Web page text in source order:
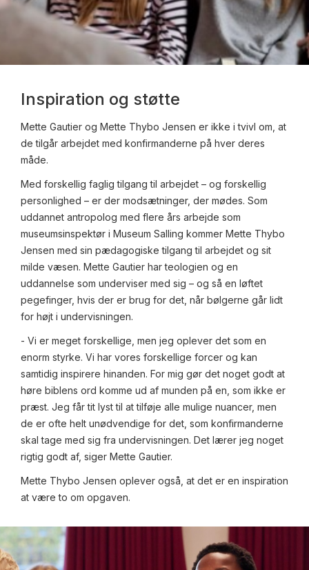
Inspiration og støtte
Mette Gautier og Mette Thybo Jensen er ikke i tvivl om, at
de tilgår arbejdet med konfirmanderne på hver deres
måde.
Med forskellig faglig tilgang til arbejdet – og forskellig
personlighed – er der modsætninger, der mødes. Som
uddannet antropolog med flere års arbejde som
museumsinspektør i Museum Salling kommer Mette Thybo
Jensen med sin pædagogiske tilgang til arbejdet og sit
milde væsen. Mette Gautier har teologien og en
uddannelse som underviser med sig – og så en løftet
pegefinger, hvis der er brug for det, når bølgerne går lidt
for højt i undervisningen.
- Vi er meget forskellige, men jeg oplever det som en
enorm styrke. Vi har vores forskellige forcer og kan
samtidig inspirere hinanden. For mig gør det noget godt at
høre biblens ord komme ud af munden på en, som ikke er
præst. Jeg får tit lyst til at tilføje alle mulige nuancer, men
de er ofte helt unødvendige for det, som konfirmanderne
skal tage med sig fra undervisningen. Det lærer jeg noget
rigtig godt af, siger Mette Gautier.
Mette Thybo Jensen oplever også, at det er en inspiration
at være to om opgaven.